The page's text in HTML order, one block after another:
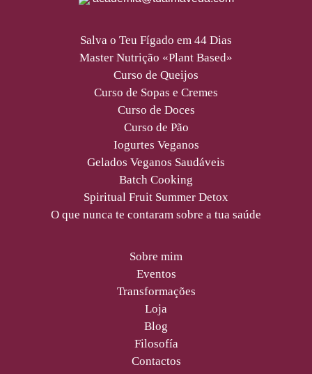
Salva o Teu Fígado em 44 Dias
Master Nutrição «Plant Based»
Curso de Queijos
Curso de Sopas e Cremes
Curso de Doces
Curso de Pão
Iogurtes Veganos
Gelados Veganos Saudáveis
Batch Cooking
Spiritual Fruit Summer Detox
O que nunca te contaram sobre a tua saúde
Sobre mim
Eventos
Transformações
Loja
Blog
Filosofía
Contactos